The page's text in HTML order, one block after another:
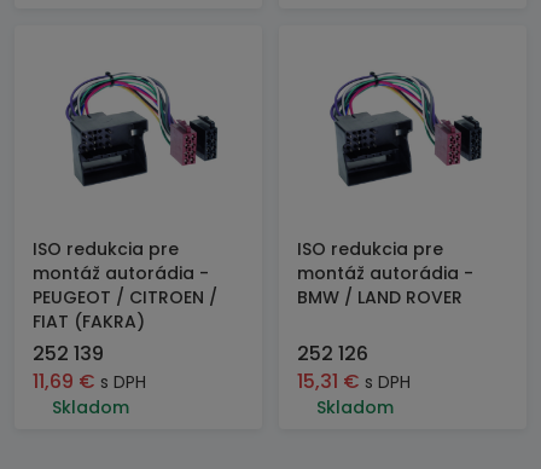
ISO redukcia pre
montáž autorádia -
PEUGEOT / CITROEN /
FIAT (FAKRA)
252 139
11,69 € s DPH
Skladom
ISO redukcia pre
montáž autorádia -
BMW / LAND ROVER
252 126
15,31 € s DPH
Skladom